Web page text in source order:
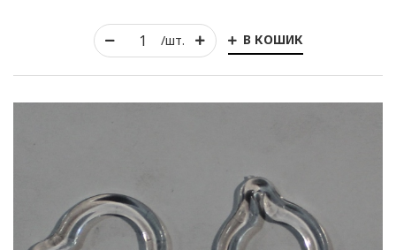
/шт. В КОШИК